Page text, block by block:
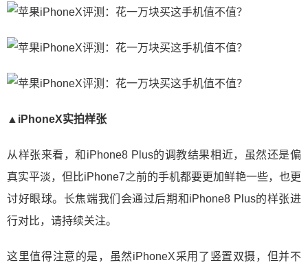
▲iPhoneX实拍样张
从样张来看，和iPhone8 Plus的调教结果相近，虽然还是偏
真实平淡，但比iPhone7之前的手机都要更加鲜艳一些，也更
讨好眼球。长焦端我们会通过后期和iPhone8 Plus的样张进
行对比，请持续关注。
这里值得注意的是，虽然iPhoneX采用了竖置双摄，但并不